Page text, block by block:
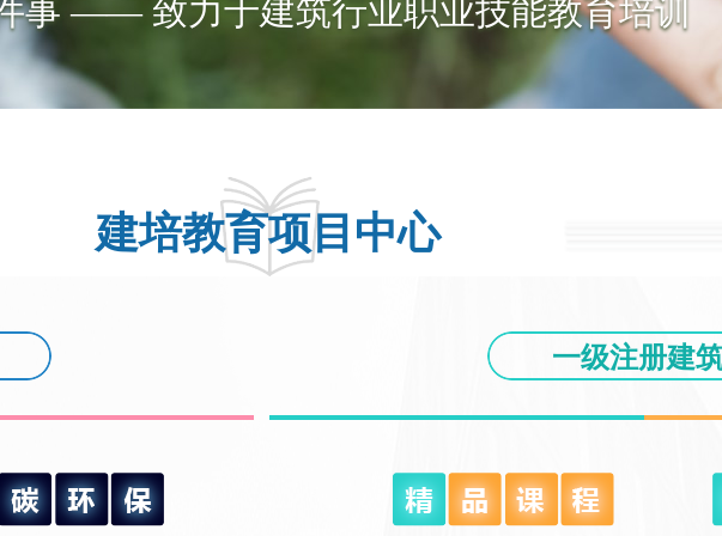
事 —— 致力于建筑行业职业技能教育培训
建培教育项目中心
一级注册建